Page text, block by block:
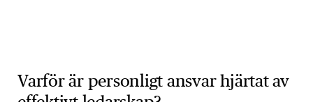
Varför är personligt ansvar hjärtat av